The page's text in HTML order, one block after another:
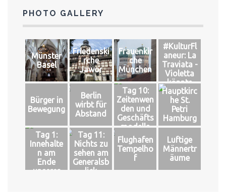
PHOTO GALLERY
Münster
Basel
Friedenski
rche
Jawor
Frauenkir
che
München
#KulturFl
aneur: La
Traviata -
Violetta
könnte
leben
Bürger in
Bewegung
Berlin
wirbt für
Abstand
Tag 10:
Zeitenwen
den und
Geschäfts
modelle
Hauptkirc
he St.
Petri
Hamburg
Tag 1:
Innehalte
n am
Ende
unserer
Tag 11:
Nichts zu
sehen am
Generalsb
lick
Flughafen
Tempelho
f
Luftige
Männertr
äume